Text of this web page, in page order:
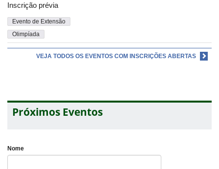
Inscrição prévia
Evento de Extensão
Olimpíada
VEJA TODOS OS EVENTOS COM INSCRIÇÕES ABERTAS
Próximos Eventos
Nome